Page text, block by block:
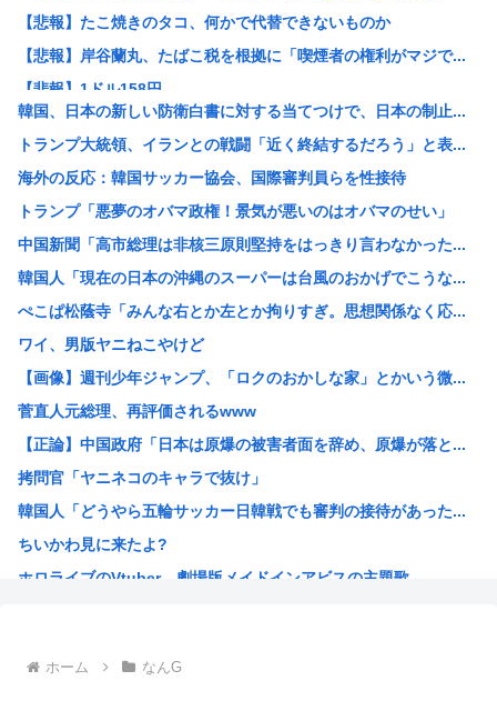
【悲報】たこ焼きのタコ、何かで代替できないものか
【悲報】岸谷蘭丸、たばこ税を根拠に「喫煙者の権利がマジで...
【悲報】1ドル158円
【悲報】夏のピーク、もう終わってた
カズレーザー、車の任意保険を巡り持論「強制しろよ！」「保...
【画像】美人ママ、息子との入浴中の画像が流出した結果・・...
江戸時代から続く「邪馬台国論争」最前線！ 最新研究で見え...
【熊本地震】共産党・寺本けんた「災害募金に関するデマを流...
【討論】オタク「パソコン自作できます」DQN「自分で車や...
みい山の亜月ねねさん、障がい者差別漫画で2億稼いでいた模...
【画像】俺たちの姫、佳子さまのお気に入りのドレスがこちら...
エヌビディア、次期モデルから搭載メモリを半減させると発表...
【自民統一の広報紙】産経新聞 東北での発行休止へ
ヨーロッパが中国製メガソーラーを締め出しｗｗｗ
【NHK激震】職員への性被害を公表…番組出演者Xは事実上...
【アリババ】世界最大級のオープンなAIモデル「Qｗeｎ3...
インドネシア「高速鉄道！」中国「大赤字！」インドネシア「...
韓国、日本の新しい防衛白書に対する当てつけで、日本の制止...
トランプ大統領、イランとの戦闘「近く終結するだろう」と表...
海外の反応：韓国サッカー協会、国際審判員らを性接待
トランプ「悪夢のオバマ政権！景気が悪いのはオバマのせい」
中国新聞「高市総理は非核三原則堅持をはっきり言わなかった...
韓国人「現在の日本の沖縄のスーパーは台風のおかげでこうな...
ぺこぱ松蔭寺「みんな右とか左とか拘りすぎ。思想関係なく応...
ワイ、男版ヤニねこやけど
【画像】週刊少年ジャンプ、「ロクのおかしな家」とかいう微...
菅直人元総理、再評価されるwww
【正論】中国政府「日本は原爆の被害者面を辞め、原爆が落と...
拷問官「ヤニネコのキャラで抜け」
韓国人「どうやら五輪サッカー日韓戦でも審判の接待があった...
ちいかわ見に来たよ?
ホロライブのVtuber、劇場版メイドインアビスの主題歌...
クウラ「…着床したな」 悟空「 」
ホーム なんG